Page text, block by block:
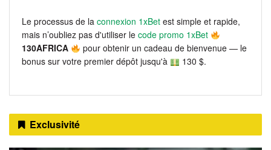
Le processus de la connexion 1xBet est simple et rapide,
mais n’oubliez pas d'utiliser le code promo 1xBet
130AFRICA
pour obtenir un cadeau de bienvenue — le
bonus sur votre premier dépôt jusqu'à
130 $.
Exclusivité